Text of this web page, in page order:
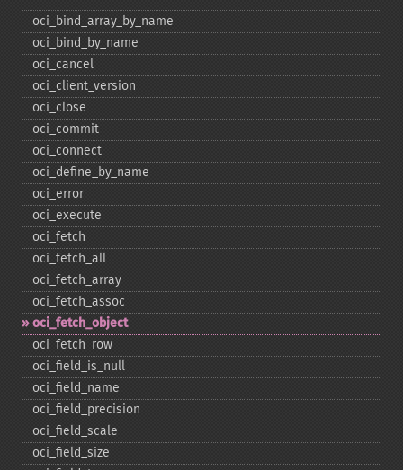
oci_​bind_​array_​by_​name
oci_​bind_​by_​name
oci_​cancel
oci_​client_​version
oci_​close
oci_​commit
oci_​connect
oci_​define_​by_​name
oci_​error
oci_​execute
oci_​fetch
oci_​fetch_​all
oci_​fetch_​array
oci_​fetch_​assoc
oci_​fetch_​object
oci_​fetch_​row
oci_​field_​is_​null
oci_​field_​name
oci_​field_​precision
oci_​field_​scale
oci_​field_​size